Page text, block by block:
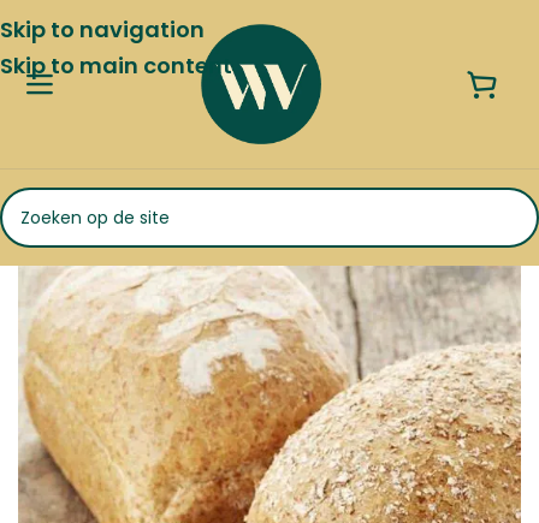
Skip to navigation
Skip to main content